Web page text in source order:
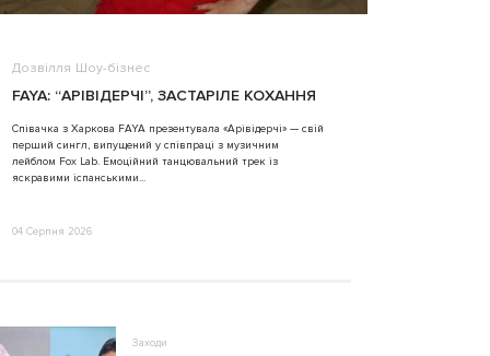
Дозвілля Шоу-бізнес
FAYA: “АРІВІДЕРЧІ”, ЗАСТАРІЛЕ КОХАННЯ
Співачка з Харкова FAYA презентувала «Арівідерчі» — свій
перший сингл, випущений у співпраці з музичним
лейблом Fox Lab. Емоційний танцювальний трек із
яскравими іспанськими...
04 Серпня 2026
Заходи